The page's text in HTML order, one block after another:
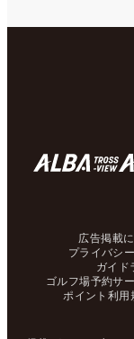
広告掲載
プライバシ
ガイド
ゴルフ場予約サ
ポイント利用